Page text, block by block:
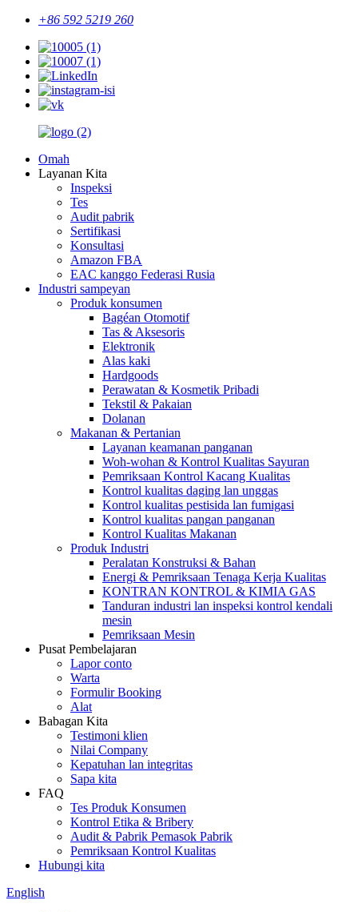
+86 592 5219 260
Omah
Layanan Kita
Inspeksi
Tes
Audit pabrik
Sertifikasi
Konsultasi
Amazon FBA
EAC kanggo Federasi Rusia
Industri sampeyan
Produk konsumen
Bagéan Otomotif
Tas & Aksesoris
Elektronik
Alas kaki
Hardgoods
Perawatan & Kosmetik Pribadi
Tekstil & Pakaian
Dolanan
Makanan & Pertanian
Layanan keamanan panganan
Woh-wohan & Kontrol Kualitas Sayuran
Pemriksaan Kontrol Kacang Kualitas
Kontrol kualitas daging lan unggas
Kontrol kualitas pestisida lan fumigasi
Kontrol kualitas pangan panganan
Kontrol Kualitas Makanan
Produk Industri
Peralatan Konstruksi & Bahan
Energi & Pemriksaan Tenaga Kerja Kualitas
KONTRAN KONTROL & KIMIA GAS
Tanduran industri lan inspeksi kontrol kendali
mesin
Pemriksaan Mesin
Pusat Pembelajaran
Lapor conto
Warta
Formulir Booking
Alat
Babagan Kita
Testimoni klien
Nilai Company
Kepatuhan lan integritas
Sapa kita
FAQ
Tes Produk Konsumen
Kontrol Etika & Bribery
Audit & Pabrik Pemasok Pabrik
Pemriksaan Kontrol Kualitas
Hubungi kita
English